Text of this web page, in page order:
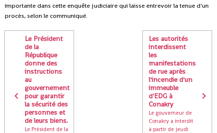
importante dans cette enquête judiciaire qui laisse entrevoir la tenue d'un
procès, selon le communiqué.
Le Président
de la
République
donne des
instructions
au
gouvernement
pour garantir
la sécurité des
personnes et
de leurs biens.
Le Président de la
Les autorités
interdissent
les
manifestations
de rue après
l'incendie d'un
immeuble
d'EDG à
Conakry
Le gouverneur de
Conakry a interdit
à partir de jeudi